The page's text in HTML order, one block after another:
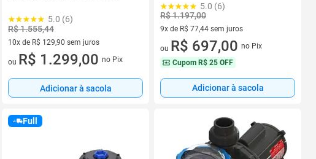
5.0 (6)
R$ 1.555,44
10x de R$ 129,90 sem juros
10 vez de R$ 129,90 sem juros
ou R$ 1.299,00 no Pix
Adicionar à sacola
5.0 (6)
R$ 1.197,00
9x de R$ 77,44 sem juros
9 vez de R$ 77,44 sem juros
ou R$ 697,00 no Pix
Cupom R$ 25 OFF
Adicionar à sacola
Full